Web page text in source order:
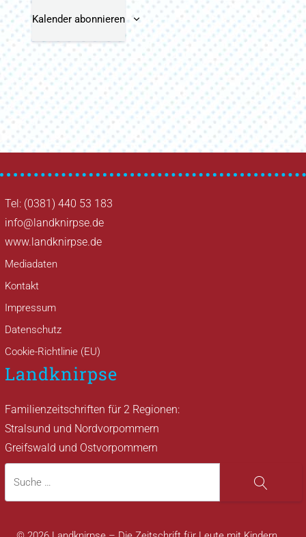
Kalender abonnieren
Tel: (0381) 440 53 183
info@landknirpse.de
www.landknirpse.de
Mediadaten
Kontakt
Impressum
Datenschutz
Cookie-Richtlinie (EU)
Landknirpse
Familienzeitschriften für 2 Regionen:
Stralsund und Nordvorpommern
Greifswald und Ostvorpommern
Suche
Suche